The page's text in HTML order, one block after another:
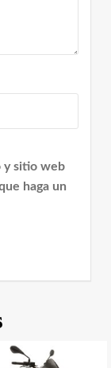
y sitio web
haga un